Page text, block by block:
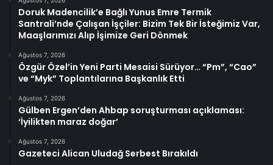
Doruk Madencilik’e Bağlı Yunus Emre Termik
Santrali’nde Çalışan İşçiler: Bizim Tek Bir İsteğimiz Var,
Maaşlarımızı Alıp İşimize Geri Dönmek
Ağustos 7, 2026
Özgür Özel’in Yeni Parti Mesaisi Sürüyor… “Pm”, “Cao”
ve “Myk” Toplantılarına Başkanlık Etti
Ağustos 7, 2026
Gülben Ergen’den Ahbap soruşturması açıklaması:
‘İyilikten maraz doğar’
Ağustos 7, 2026
Gazeteci Alican Uludağ Serbest Bırakıldı